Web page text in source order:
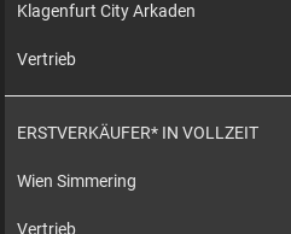
Klagenfurt City Arkaden
Vertrieb
ERSTVERKÄUFER* IN VOLLZEIT
Wien Simmering
Vertrieb